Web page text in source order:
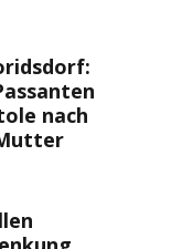
nach